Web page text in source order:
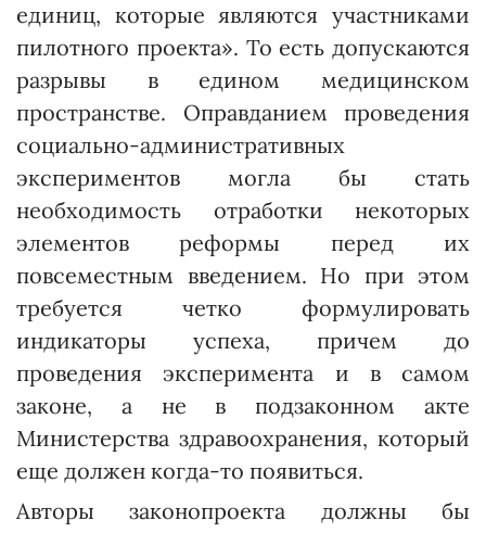
единиц, кото­рые являются участниками
пилотного проекта». То есть допускаются
разрывы в едином медицинском
пространстве. Оправданием проведения
социально-административных
экспериментов могла бы стать
необходимость отработки некоторых
элементов реформы перед их
повсеместным введением. Но при этом
требуется четко формулировать
индикаторы успеха, причем до
проведения эксперимента и в самом
законе, а не в подзаконном акте
Министерства здравоохранения, который
еще должен когда-то появиться.
Авторы законопроекта должны бы